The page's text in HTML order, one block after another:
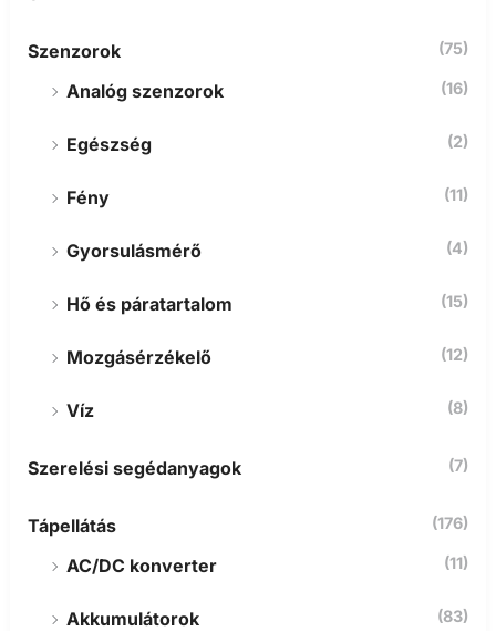
Szenzorok (75)
Analóg szenzorok (16)
Egészség (2)
Fény (11)
Gyorsulásmérő (4)
Hő és páratartalom (15)
Mozgásérzékelő (12)
Víz (8)
Szerelési segédanyagok (7)
Tápellátás (176)
AC/DC konverter (11)
Akkumulátorok (83)